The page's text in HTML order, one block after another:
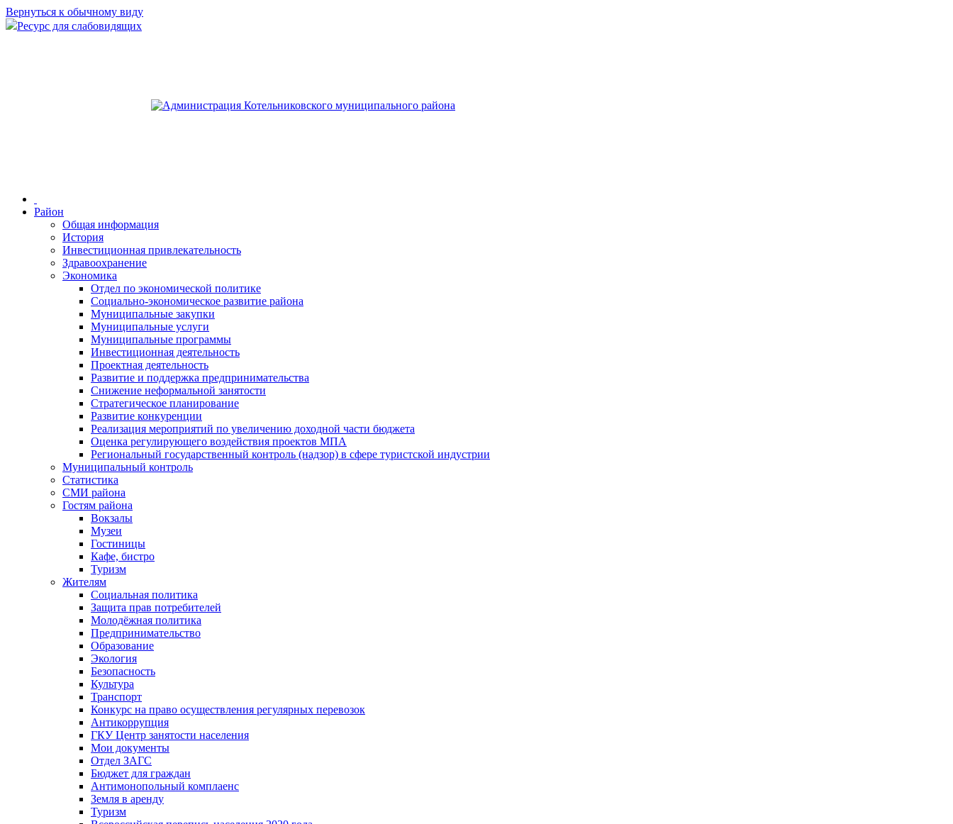
Вернуться к обычному виду
Ресурс для слабовидящих
Район
Общая информация
История
Инвестиционная привлекательность
Здравоохранение
Экономика
Отдел по экономической политике
Социально-экономическое развитие района
Муниципальные закупки
Муниципальные услуги
Муниципальные программы
Инвестиционная деятельность
Проектная деятельность
Развитие и поддержка предпринимательства
Снижение неформальной занятости
Стратегическое планирование
Развитие конкуренции
Реализация мероприятий по увеличению доходной части бюджета
Оценка регулирующего воздействия проектов МПА
Региональный государственный контроль (надзор) в сфере туристской индустрии
Муниципальный контроль
Статистика
СМИ района
Гостям района
Вокзалы
Музеи
Гостиницы
Кафе, бистро
Туризм
Жителям
Социальная политика
Защита прав потребителей
Молодёжная политика
Предпринимательство
Образование
Экология
Безопасность
Культура
Транспорт
Конкурс на право осуществления регулярных перевозок
Антикоррупция
ГКУ Центр занятости населения
Мои документы
Отдел ЗАГС
Бюджет для граждан
Антимонопольный комплаенс
Земля в аренду
Туризм